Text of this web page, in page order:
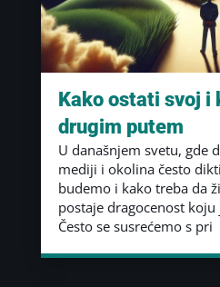
Kako ostati svoj i
drugim putem
U današnjem svetu, gde
mediji i okolina često
budemo i kako treba da
postaje dragocenost koju
Često se susrećemo s pri